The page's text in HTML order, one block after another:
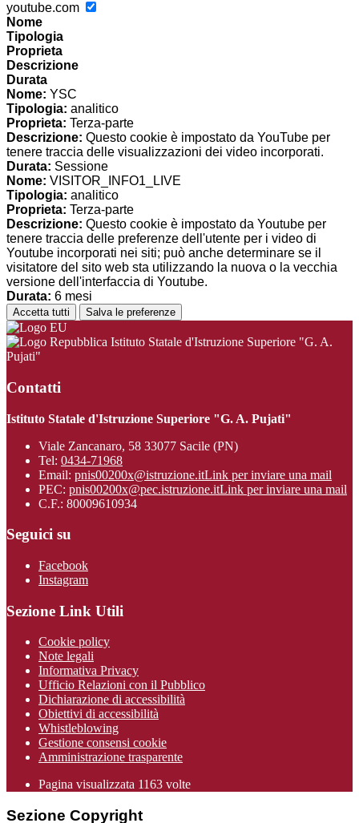
youtube.com
Nome
Tipologia
Proprieta
Descrizione
Durata
Nome: YSC
Tipologia: analitico
Proprieta: Terza-parte
Descrizione: Questo cookie è impostato da YouTube per
tenere traccia delle visualizzazioni dei video incorporati.
Durata: Sessione
Nome: VISITOR_INFO1_LIVE
Tipologia: analitico
Proprieta: Terza-parte
Descrizione: Questo cookie è impostato da Youtube per
tenere traccia delle preferenze dell'utente per i video di
Youtube incorporati nei siti; può anche determinare se il
visitatore del sito web sta utilizzando la nuova o la vecchia
versione dell'interfaccia di Youtube.
Durata: 6 mesi
Accetta tutti Salva le preferenze
Istituto Statale d'Istruzione Superiore "G. A.
Pujati"
Contatti
Istituto Statale d'Istruzione Superiore "G. A. Pujati"
Viale Zancanaro, 58 33077 Sacile (PN)
Tel: 0434-71968
Email: pnis00200x@istruzione.itLink per inviare una mail
PEC: pnis00200x@pec.istruzione.itLink per inviare una mail
C.F.: 80009610934
Seguici su
Facebook
Instagram
Sezione Link Utili
Cookie policy
Note legali
Informativa Privacy
Ufficio Relazioni con il Pubblico
Dichiarazione di accessibilità
Obiettivi di accessibilità
Whistleblowing
Gestione consensi cookie
Amministrazione trasparente
Pagina visualizzata 1163 volte
Sezione Copyright